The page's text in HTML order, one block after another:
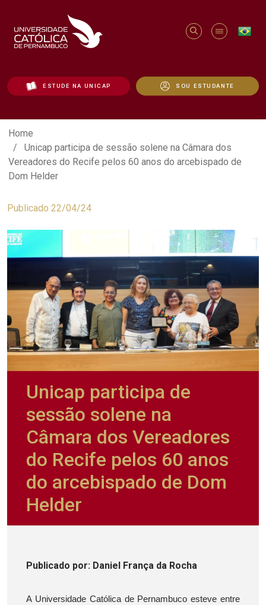
ESTUDE NA UNICAP SOU ESTUDANTE
Unicap participa de sessão solene na
Home
Unicap participa de sessão solene na Câmara dos
Vereadores do Recife pelos 60 anos do arcebispado de
Dom Helder
Publicado 22/04/24
Unicap participa de
sessão solene na
Câmara dos Vereadores
do Recife pelos 60 anos
do arcebispado de Dom
Helder
Publicado por: Daniel França da Rocha
A Universidade Católica de Pernambuco esteve entre